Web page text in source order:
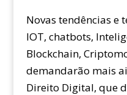
Novas tendências e
IOT, chatbots,
Blockchain,
demandarão mais
Direito Digital, que